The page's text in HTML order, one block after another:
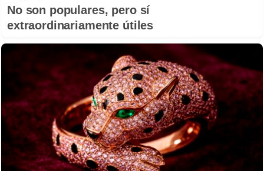
No son populares, pero sí
extraordinariamente útiles